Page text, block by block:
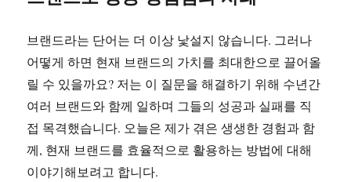
브랜드라는 단어는 더 이상 낯설지 않습니다. 그러나
어떻게 하면 현재 브랜드의 가치를 최대한으로 끌어올
릴 수 있을까요? 저는 이 질문을 해결하기 위해 수년간
여러 브랜드와 함께 일하며 그들의 성공과 실패를 직
접 목격했습니다. 오늘은 제가 겪은 생생한 경험과 함
께, 현재 브랜드를 효율적으로 활용하는 방법에 대해
이야기해보려고 합니다.